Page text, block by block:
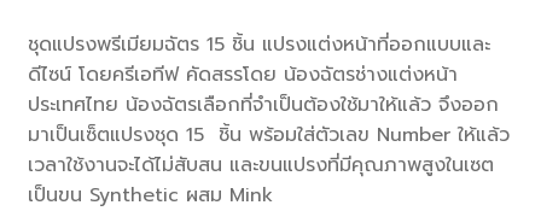
ชุดแปรงพรีเมียมฉัตร 15 ชิ้น แปรงแต่งหน้าที่ออกแบบและ
ดีไซน์ โดยครีเอทีฟ คัดสรรโดย น้องฉัตรช่างแต่งหน้า
ประเทศไทย น้องฉัตรเลือกที่จำเป็นต้องใช้มาให้แล้ว จึงออก
มาเป็นเซ็ตแปรงชุด 15 ชิ้น พร้อมใส่ตัวเลข Number ให้แล้ว
เวลาใช้งานจะได้ไม่สับสน และขนแปรงที่มีคุณภาพสูงในเซต
เป็นขน Synthetic ผสม Mink